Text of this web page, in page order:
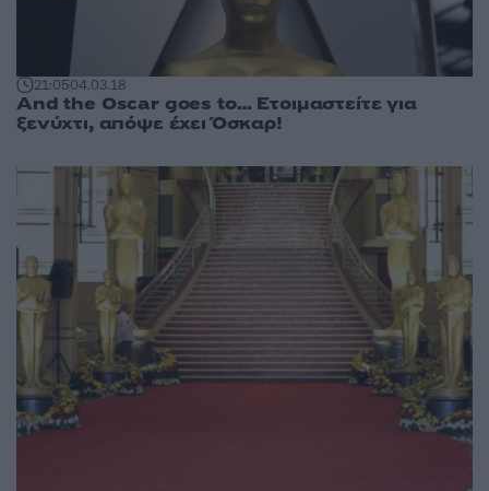
21:0504.03.18
And the Oscar goes to… Ετοιμαστείτε για
ξενύχτι, απόψε έχει Όσκαρ!